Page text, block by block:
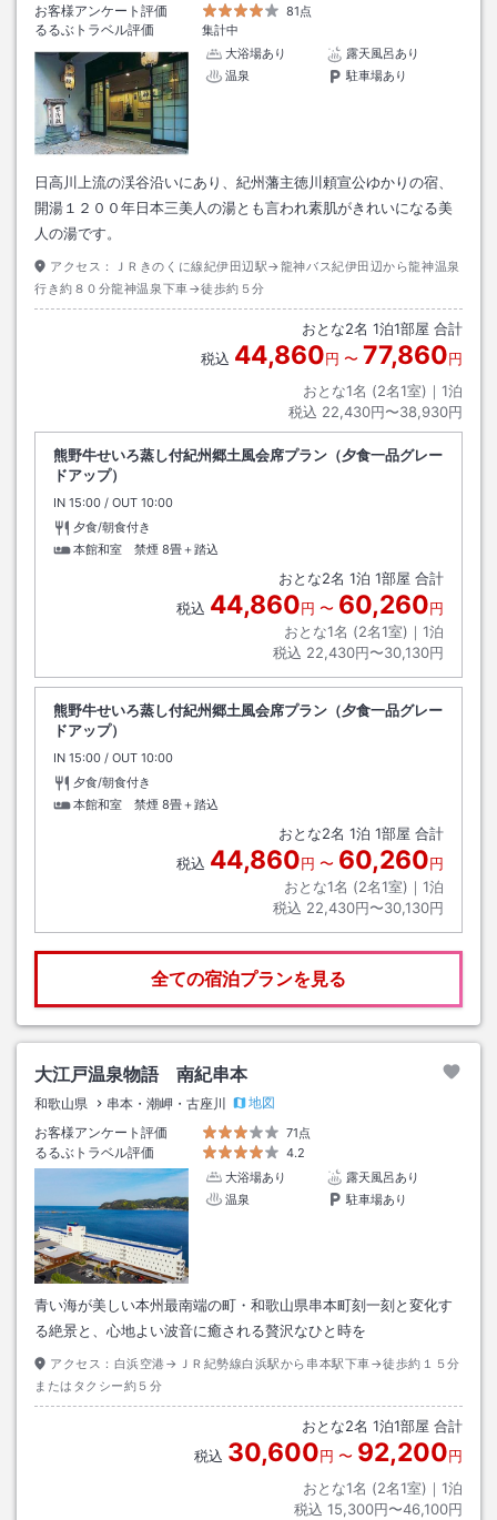
お客様アンケート評価
81点
るるぶトラベル評価
集計中
大浴場あり
露天風呂あり
温泉
駐車場あり
日高川上流の渓谷沿いにあり、紀州藩主徳川頼宣公ゆかりの宿、
開湯１２００年日本三美人の湯とも言われ素肌がきれいになる美
人の湯です。
アクセス：
ＪＲきのくに線紀伊田辺駅→龍神バス紀伊田辺から龍神温泉
行き約８０分龍神温泉下車→徒歩約５分
おとな2名 1泊1部屋 合計
税込 44,860円 〜 77,860円
おとな1名 (2名1室)｜ 1泊
税込 22,430円〜38,930円
熊野牛せいろ蒸し付紀州郷土風会席プラン（夕食一品グレー
ドアップ）
IN チェックイン
15:00 / OUT チェックアウト
10:00
夕食/朝食付き
本館和室 禁煙 8畳＋踏込
おとな2名 1泊 1部屋 合計
税込 44,860円 〜 60,260円
おとな1名 (2名1室)｜ 1泊
税込 22,430円〜30,130円
熊野牛せいろ蒸し付紀州郷土風会席プラン（夕食一品グレー
ドアップ）
IN チェックイン
15:00 / OUT チェックアウト
10:00
夕食/朝食付き
本館和室 禁煙 8畳＋踏込
おとな2名 1泊 1部屋 合計
税込 44,860円 〜 60,260円
おとな1名 (2名1室)｜ 1泊
税込 22,430円〜30,130円
全ての宿泊プランを見る
大江戸温泉物語 南紀串本
和歌山県 串本・潮岬・古座川
地図
お客様アンケート評価
71点
るるぶトラベル評価
4.2
大浴場あり
露天風呂あり
温泉
駐車場あり
青い海が美しい本州最南端の町・和歌山県串本町刻一刻と変化す
る絶景と、心地よい波音に癒される贅沢なひと時を
アクセス： 白浜空港→ＪＲ紀勢線白浜駅から串本駅下車→徒歩約１５分
またはタクシー約５分
おとな2名 1泊1部屋 合計
税込 30,600円 〜 92,200円
おとな1名 (2名1室)｜ 1泊
税込 15,300円〜46,100円